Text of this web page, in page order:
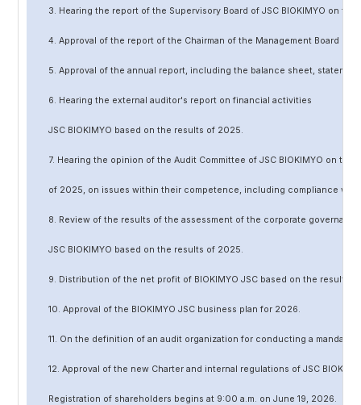
3. Hearing the report of the Supervisory Board of JSC BIOKIMYO on
4. Approval of the report of the Chairman of the Management Board
5. Approval of the annual report, including the balance sheet,
6. Hearing the external auditor's report on financial activities
JSC BIOKIMYO based on the results of 2025.
7. Hearing the opinion of the Audit Committee of JSC BIOKIMYO on the
of 2025, on issues within their competence, including compliance
8. Review of the results of the assessment of the corporate
JSC BIOKIMYO based on the results of 2025.
9. Distribution of the net profit of BIOKIMYO JSC based on the results
10. Approval of the BIOKIMYO JSC business plan for 2026.
11. On the definition of an audit organization for conducting a
12. Approval of the new Charter and internal regulations of JSC
Registration of shareholders begins at 9:00 a.m. on June 19, 2026.